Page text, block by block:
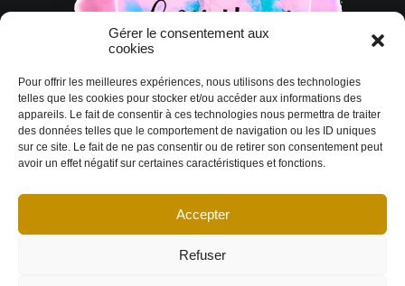
Gérer le consentement aux
cookies
Pour offrir les meilleures expériences, nous utilisons des technologies
telles que les cookies pour stocker et/ou accéder aux informations des
appareils. Le fait de consentir à ces technologies nous permettra de traiter
des données telles que le comportement de navigation ou les ID uniques
sur ce site. Le fait de ne pas consentir ou de retirer son consentement peut
avoir un effet négatif sur certaines caractéristiques et fonctions.
Accepter
Refuser
© Copyright 2026 DESIGN EXTÉRIEUR | Tous droits réservés.
conditions|Politique de cookies Déclaration de confidentialité|Imprint|
Avertissement